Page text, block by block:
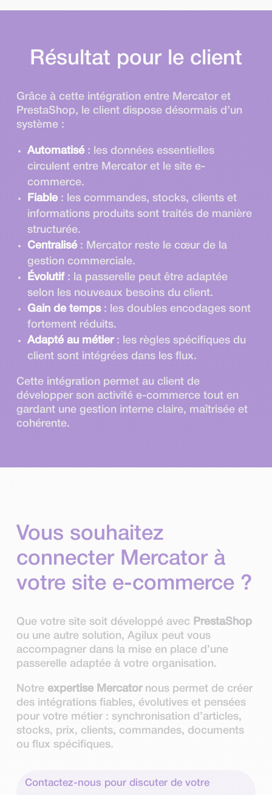
Résultat pour le client
Grâce à cette intégration entre Mercator et
PrestaShop, le client dispose désormais d’un
système :
Automatisé: les données essentielles
circulent entre Mercator et le site e-
commerce.
Fiable: les commandes, stocks, clients et
informations produits sont traités de manière
structurée.
Centralisé: Mercator reste le cœur de la
gestion commerciale.
Évolutif: la passerelle peut être adaptée
selon les nouveaux besoins du client.
Gain de temps: les doubles encodages sont
fortement réduits.
Adapté au métier: les règles spécifiques du
client sont intégrées dans les flux.
Cette intégration permet au client de
développer son activité e-commerce tout en
gardant une gestion interne claire, maîtrisée et
cohérente.
Vous souhaitez
connecter Mercator à
votre site e-commerce ?
Que votre site soit développé avec
PrestaShop
ou une autre solution, Agilux peut vous
accompagner dans la mise en place d’une
passerelle adaptée à votre organisation.
Notre expertise Mercatornous permet de créer
des intégrations fiables, évolutives et pensées
pour votre métier : synchronisation d’articles,
stocks, prix, clients, commandes, documents
ou flux spécifiques.
Contactez-nous pour discuter de votre